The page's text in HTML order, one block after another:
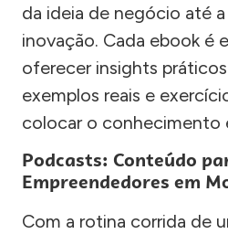
da ideia de negócio até
inovação. Cada ebook é
oferecer insights
exemplos reais e
colocar o conhecimento
Podcasts: Conteúdo
Empreendedores em
Com a rotina corrida de